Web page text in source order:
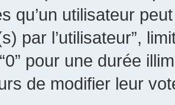
qu’un utilisateur
par l’utilisateur”,
pour une durée
de modifier leur